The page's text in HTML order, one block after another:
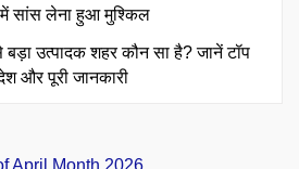
में सांस लेना हुआ मुश्किल
उत्पादक शहर कौन सा है? जानें टॉप
और पूरी जानकारी